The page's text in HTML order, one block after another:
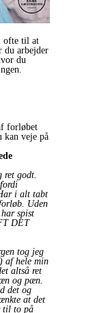
ofte til at
arbejder
du
forløbet
kan veje på
ret godt.
i alt tabt
Uden
spist
DET
tog jeg
af hele min
altså ret
og pæn.
det og
at det
til to på